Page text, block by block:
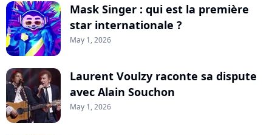
Mask Singer : qui est la première
star internationale ?
May 1, 2026
Laurent Voulzy raconte sa dispute
avec Alain Souchon
May 1, 2026